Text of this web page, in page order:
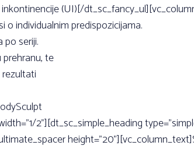
(UI)[/
o individualnim predispozicijama.
seriji.
te
2”][dt_sc_simple_heading